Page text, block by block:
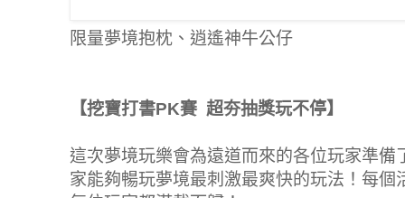
限量夢境抱枕、逍遙神牛公仔
【挖寶打書PK賽 超夯抽獎玩不停】
這次夢境玩樂會為遠道而來的各位玩家準
家能夠暢玩夢境最刺激最爽快的玩法！每